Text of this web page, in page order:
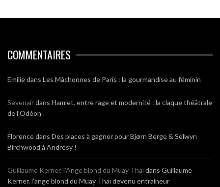
COMMENTAIRES
Emiliedans Les Mâchonnes de Paris : la gourmandise au féminin
Sevenairdans Hamlet, entre rage et modernité : la claque théâtrale
de l’Odéon
Florencedans Des places à gagner pour Bjørn Berge & Selwyn
Birchwood à Andrésy !
Guillaume Kerner, l’Ange blond du Muay Thaïdans Guillaume
Kerner, l’ange blond du Muay Thaï devenu entraineur